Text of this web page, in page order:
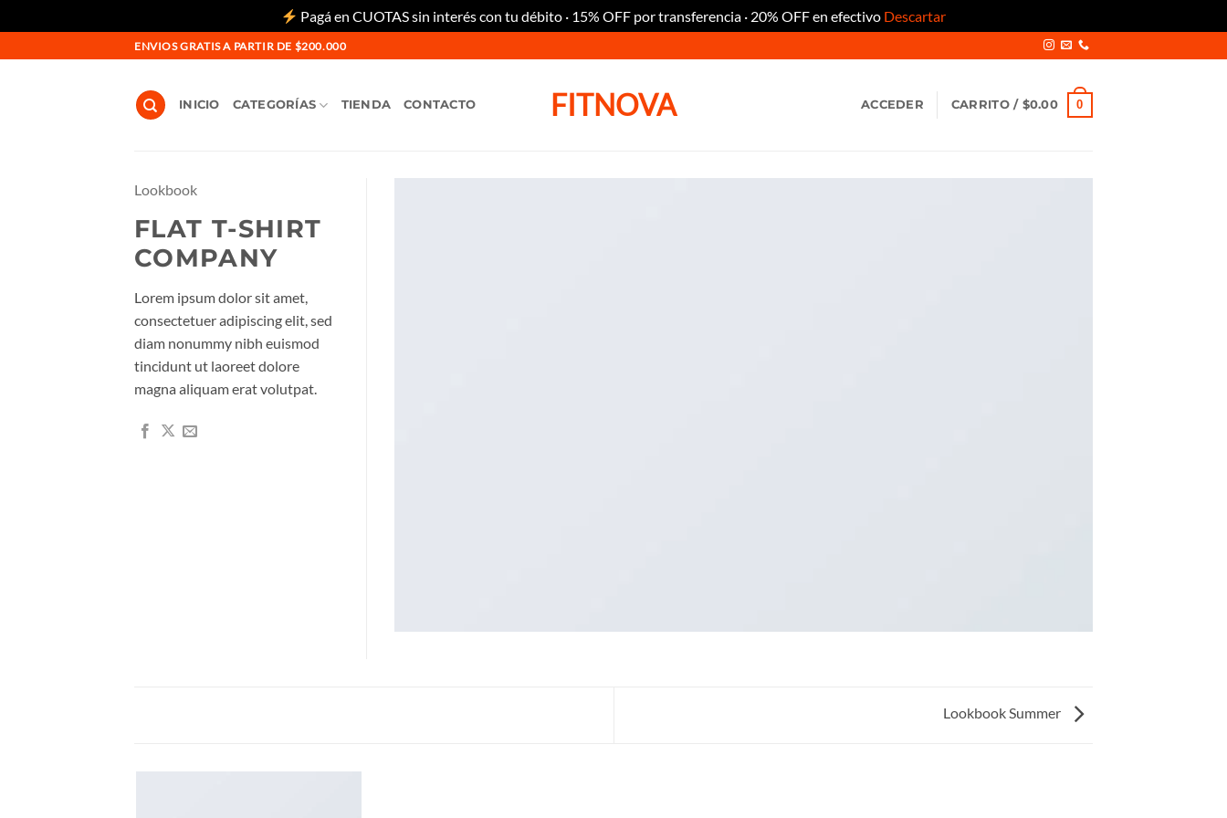
Pagá en CUOTAS sin interés con tu débito · 15% OFF por transferencia · 20% OFF en efectivo Descartar
al
ENVIOS GRATIS A PARTIR DE $200.000
FITNOVA
INICIO CATEGORÍAS TIENDA CONTACTO ACCEDER CARRITO / $0.00 0
Lookbook
FLAT T-SHIRT
COMPANY
Lorem ipsum dolor sit amet,
consectetuer adipiscing elit, sed
diam nonummy nibh euismod
tincidunt ut laoreet dolore
magna aliquam erat volutpat.
Lookbook Summer